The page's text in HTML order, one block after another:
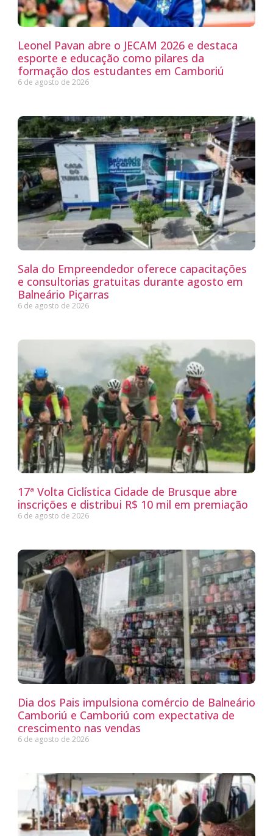
Leonel Pavan abre o JECAM 2026 e destaca
esporte e educação como pilares da
formação dos estudantes em Camboriú
6 de agosto de 2026
Sala do Empreendedor oferece capacitações
e consultorias gratuitas durante agosto em
Balneário Piçarras
6 de agosto de 2026
17ª Volta Ciclística Cidade de Brusque abre
inscrições e distribui R$ 10 mil em premiação
6 de agosto de 2026
Dia dos Pais impulsiona comércio de Balneário
Camboriú e Camboriú com expectativa de
crescimento nas vendas
6 de agosto de 2026